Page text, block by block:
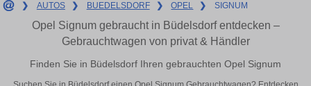
❯ AUTOS ❯ BUEDELSDORF ❯ OPEL ❯ SIGNUM
Opel Signum gebraucht in Büdelsdorf entdecken –
Gebrauchtwagen von privat & Händler
Finden Sie in Büdelsdorf Ihren gebrauchten Opel Signum